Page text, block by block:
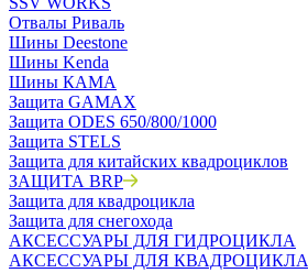
Отвалы Риваль
Шины Deestone
Шины Kenda
Шины КАМА
Защита GAMAX
Защита ODES 650/800/1000
Защита STELS
Защита для китайских квадроциклов
ЗАЩИТА BRP
Защита для квадроцикла
Защита для снегохода
АКСЕССУАРЫ ДЛЯ ГИДРОЦИКЛА
АКСЕССУАРЫ ДЛЯ КВАДРОЦИКЛА